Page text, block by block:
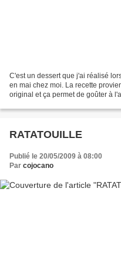
C'est un dessert que j'ai réalisé
en mai chez moi. La recette
original et ça permet de goûter à
RATATOUILLE
Publié le 20/05/2009 à 08:00
Par cojocano